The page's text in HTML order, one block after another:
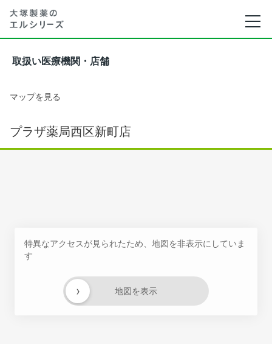
取扱い医療機関・店舗
マップを見る
プラザ薬局西区新町店
特異なアクセスが見られたため、地図を非表示にしていま
す
地図を表示
›